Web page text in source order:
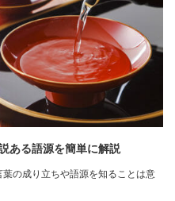
ある語源を簡単に解説
の成り立ちや語源を知ることは意